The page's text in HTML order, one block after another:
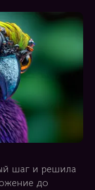
шаг и решила
до